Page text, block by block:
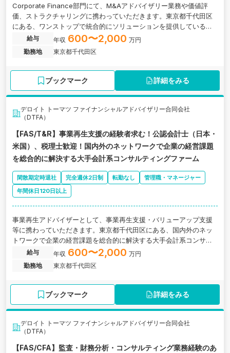
Corporate Finance部門にて、M&Aアドバイザリー業務や価値評
価、ストラクチャリングに携わっていただきます。東京都千代田区
にある、ワンストップで統合的にソリューションを提供している大
手会計系コンサルティングファームの求人です。
給与 年収 600〜2,000 万円
勤務地
東京都千代田区
ブックマーク 詳細をみる
デロイト トーマツ ファイナンシャルアドバイザリー合同会社
（DTFA）
【FAS/T&R】事業再生支援の経験者求む！公認会計士（日本・
米国）、税理士歓迎！国内外のネットワークで企業の経営課題
を総合的に解決する大手会計系コンサルティングファーム
閑散期定時退社 完全週休2日制 転勤なし
管理職・マネージャー
年間休日120日以上
事業再生アドバイザーとして、事業再生支援・バリューアップ支援
等に携わっていただきます。東京都千代田区にある、国内外のネッ
トワークで企業の経営課題を総合的に解決する大手会計系コンサル
ティングファームの求人です。
給与 年収 600〜2,000 万円
勤務地
東京都千代田区
ブックマーク 詳細をみる
デロイト トーマツ ファイナンシャルアドバイザリー合同会社
（DTFA）
【FAS/CFA】監査・財務分析・コンサルティング業務経験のあ